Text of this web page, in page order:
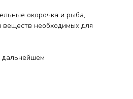
окорочка и рыба,
веществ необходимых для
дальнейшем